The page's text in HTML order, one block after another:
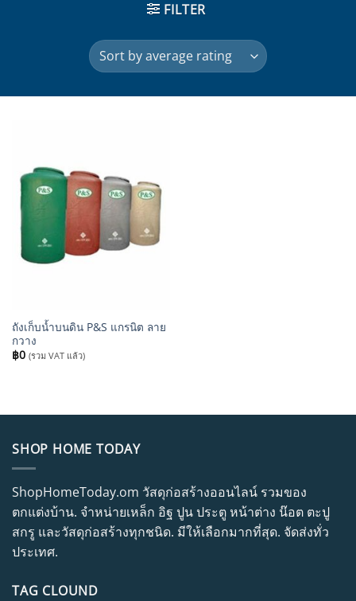
FILTER
ถังเก็บน้ำบนดิน P&S แกรนิต ลาย
กวาง
฿0 (รวม VAT แล้ว)
SHOP HOME TODAY
ShopHomeToday.om วัสดุก่อสร้างออนไลน์ รวมของ
ตกแต่งบ้าน. จำหน่ายเหล็ก อิฐ ปูน ประตู หน้าต่าง น๊อต ตะปู
สกรู และวัสดุก่อสร้างทุกชนิด. มีให้เลือกมากที่สุด. จัดส่งทั่ว
ประเทศ.
TAG CLOUND